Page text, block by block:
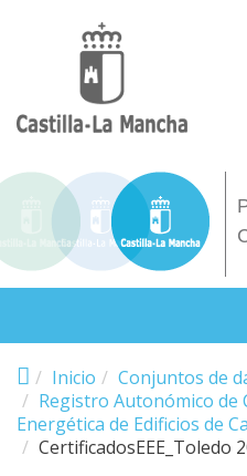
Inicio
Conjuntos de
Registro Autonómico de
Energética de Edificios de
CertificadosEEE_Toledo